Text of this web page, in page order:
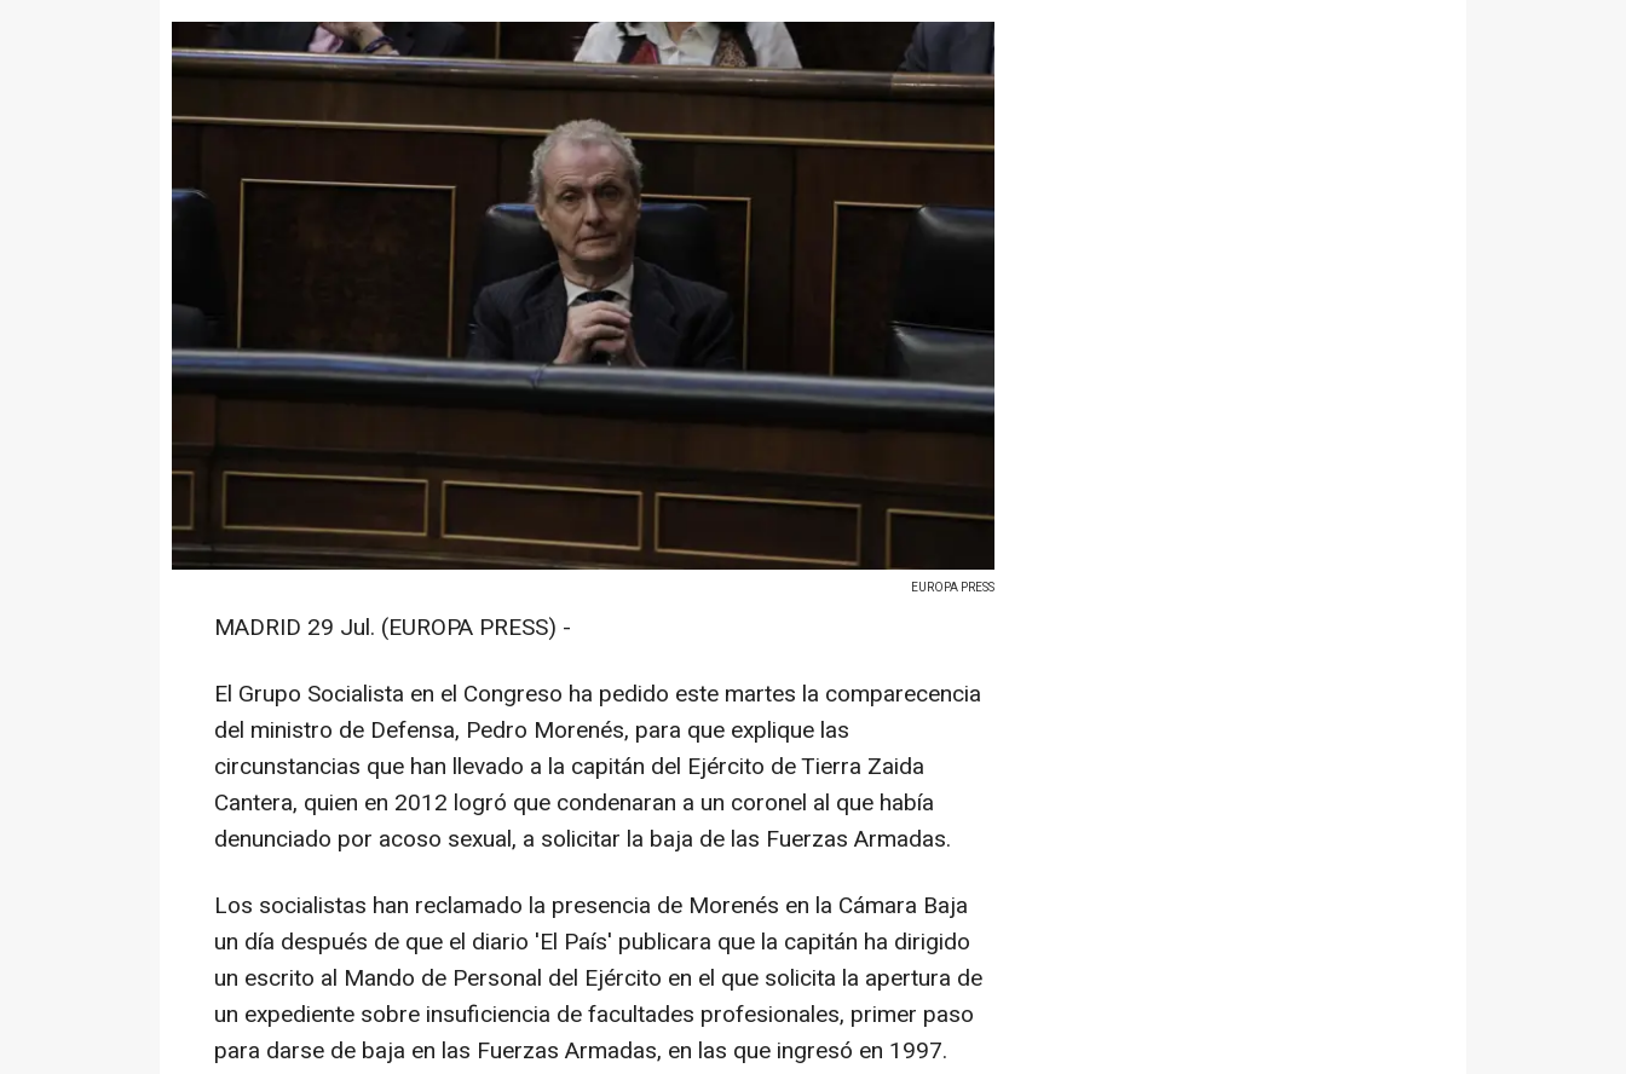
EUROPA PRESS
MADRID 29 Jul. (EUROPA PRESS) -
El Grupo Socialista en el Congreso ha pedido este martes la comparecencia
del ministro de Defensa, Pedro Morenés, para que explique las
circunstancias que han llevado a la capitán del Ejército de Tierra Zaida
Cantera, quien en 2012 logró que condenaran a un coronel al que había
denunciado por acoso sexual, a solicitar la baja de las Fuerzas Armadas.
Los socialistas han reclamado la presencia de Morenés en la Cámara Baja
un día después de que el diario 'El País' publicara que la capitán ha dirigido
un escrito al Mando de Personal del Ejército en el que solicita la apertura de
un expediente sobre insuficiencia de facultades profesionales, primer paso
para darse de baja en las Fuerzas Armadas, en las que ingresó en 1997.